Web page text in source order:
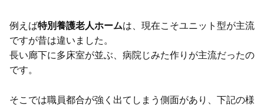
例えば特別養護老人ホームは、現在こそユニット型が主流
ですが昔は違いました。
長い廊下に多床室が並ぶ、病院じみた作りが主流だったの
です。
そこでは職員都合が強く出てしまう側面があり、下記の様